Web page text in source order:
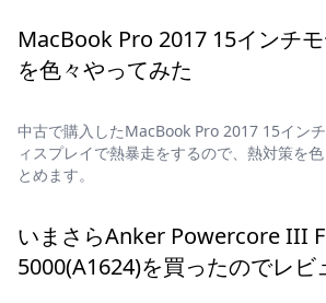
MacBook Pro 2017 15インチ
を色々やってみた
中古で購入したMacBook Pro 2017 15イン
ィスプレイで熱暴走をするので、熱対策を
とめます。
いまさらAnker Powercore III
5000(A1624)を買ったのでレビ